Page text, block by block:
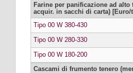
Farine per panificazione ad
acquir. in sacchi di carta) [Euro/
Tipo 00 W 380-430
Tipo 00 W 280-330
Tipo 00 W 180-200
Cascami di frumento tenero